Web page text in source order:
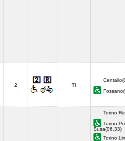
2 TI
Torino
Torino
Susa(06.33)
Torino